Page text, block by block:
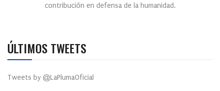
contribución en defensa de la humanidad.
ÚLTIMOS TWEETS
Tweets by @LaPlumaOficial